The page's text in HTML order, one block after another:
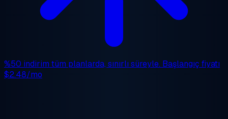
%50 indirim tüm planlarda, sınırlı süreyle. Başlangıç fiyatı
$2.48/mo